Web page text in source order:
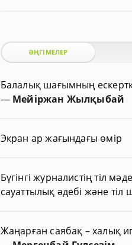
ӘҢГІМЕЛЕР
Балалық шағымның
— Мейіржан Жылқыбай
Экран ар жағындағы өмір
Бүгінгі журналистің тіл
сауаттылық әдебі және тіл
Жаңарған саябақ – халық